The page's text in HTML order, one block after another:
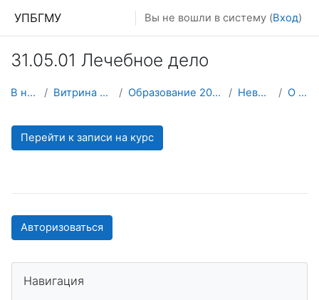
УПБГМУ Вы не вошли в систему (Вход)
31.05.01 Лечебное дело
В начало Витрина курсов 3KL Образование 2025-2026 уч.год Неврологии О курсе
Перейти к записи на курс
Авторизоваться
Навигация